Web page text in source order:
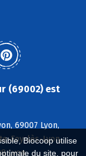
Biocoop utilise
du site, pour
(69002) est
69007 Lyon,
Foy-lès-Lyon,
Lyon